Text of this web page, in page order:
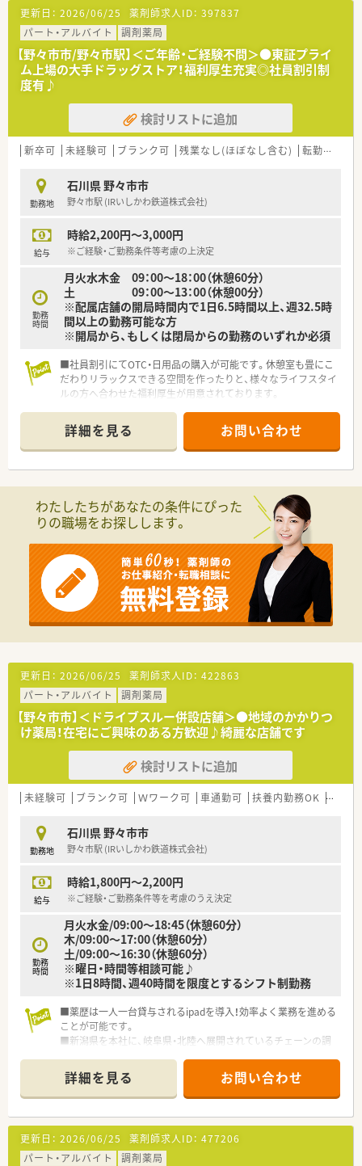
更新日： 2026/06/25 薬剤師求人ID： 397837
パート・アルバイト
調剤薬局
【野々市市/野々市駅】＜ご年齢・ご経験不問＞●東証プライ
ム上場の大手ドラッグストア！福利厚生充実◎社員割引制
度有♪
検討リストに追加
新卒可 未経験可 ブランク可 残業なし(ほぼなし含む) 転勤なし
勤務地
石川県 野々市市
野々市駅 (IRいしかわ鉄道株式会社)
給与
時給2,200円～3,000円
※ご経験・ご勤務条件等考慮の上決定
勤務
時間
月火水木金 09：00～18：00（休憩60分）
土 09：00～13：00（休憩00分）
※配属店舗の開局時間内で1日6.5時間以上、週32.5時
間以上の勤務可能な方
※開局から、もしくは閉局からの勤務のいずれか必須
■社員割引にてOTC・日用品の購入が可能です。休憩室も畳にこ
だわりリラックスできる空間を作ったりと、様々なライフスタイ
ルの方へ合わせた福利厚生が用意されております。
詳細を見る お問い合わせ
わたしたちがあなたの条件にぴった
りの職場をお探しします。
更新日： 2026/06/25 薬剤師求人ID： 422863
パート・アルバイト
調剤薬局
【野々市市】＜ドライブスルー併設店舗＞●地域のかかりつ
け薬局！在宅にご興味のある方歓迎♪綺麗な店舗です
検討リストに追加
未経験可 ブランク可 Ｗワーク可 車通勤可 扶養内勤務OK 教育
勤務地
石川県 野々市市
野々市駅 (IRいしかわ鉄道株式会社)
給与
時給1,800円～2,200円
※ご経験・ご勤務条件等を考慮のうえ決定
勤務
時間
月火水金/09:00〜18:45（休憩60分）
木/09:00〜17:00（休憩60分）
土/09:00～16:30（休憩60分）
※曜日・時間等相談可能♪
※1日8時間、週40時間を限度とするシフト制勤務
■薬歴は一人一台貸与されるipadを導入！効率よく業務を進める
ことが可能です。
■新潟県を本社に、岐阜県・北陸へ展開されているチェーンの調
実しております。
■産育休制度・各種保険完備・人間ドッグなどの福利厚生もしっ
かりとご用意されております。
詳細を見る お問い合わせ
更新日： 2026/06/25 薬剤師求人ID： 477206
パート・アルバイト
調剤薬局